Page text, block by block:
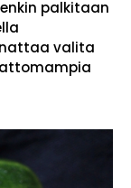
palkitaan
valita